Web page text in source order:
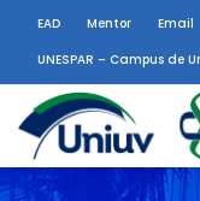
EAD Mentor Email
UNESPAR – Campus de